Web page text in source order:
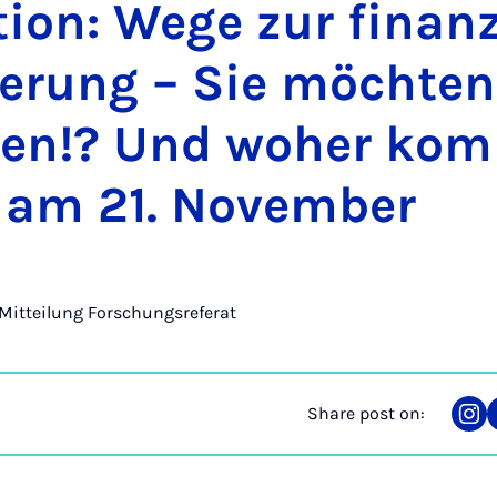
Wege zur
– Sie
Und wo­her
21. Novem­ber
Forschungsreferat
Share post on:
on